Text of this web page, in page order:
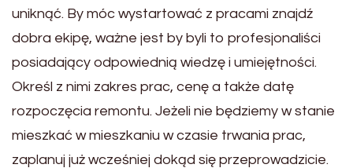
uniknąć. By móc wystartować z pracami znajdź
dobra ekipę, ważne jest by byli to profesjonaliści
posiadający odpowiednią wiedzę i umiejętności.
Określ z nimi zakres prac, cenę a także datę
rozpoczęcia remontu. Jeżeli nie będziemy w stanie
mieszkać w mieszkaniu w czasie trwania prac,
zaplanuj już wcześniej dokąd się przeprowadzicie.